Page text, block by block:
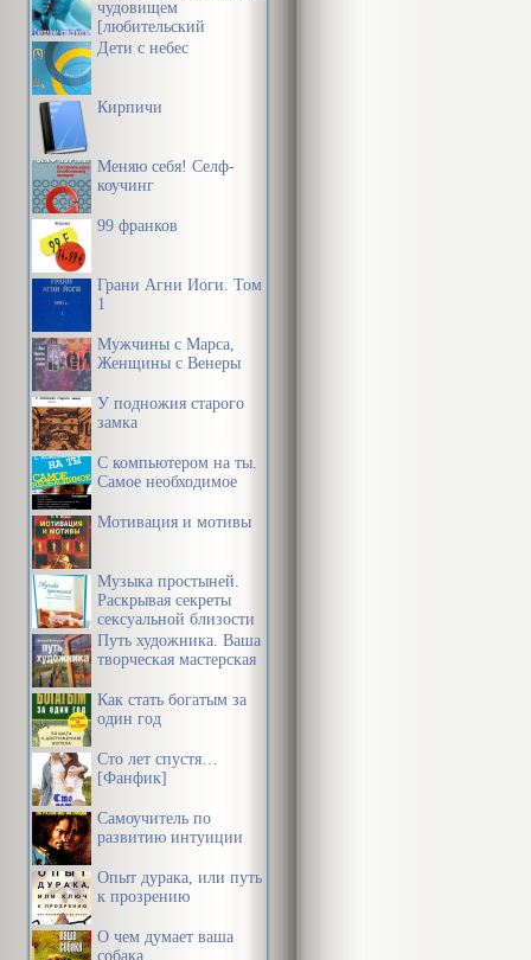
чудовищем
[любительский
перевод]
Дети с небес
Кирпичи
Меняю себя! Селф-
коучинг
99 франков
Грани Агни Йоги. Том
1
Мужчины с Марса,
Женщины с Венеры
У подножия старого
замка
С компьютером на ты.
Самое необходимое
Мотивация и мотивы
Музыка простыней.
Раскрывая секреты
сексуальной близости
в браке
Путь художника. Ваша
творческая мастерская
Как стать богатым за
один год
Сто лет спустя…
[Фанфик]
Самоучитель по
развитию интуиции
Опыт дурака, или путь
к прозрению
О чем думает ваша
собака